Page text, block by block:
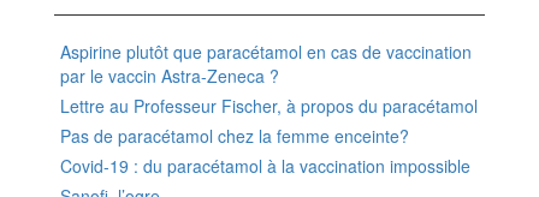
Aspirine plutôt que paracétamol en cas de vaccination
par le vaccin Astra-Zeneca ?
Lettre au Professeur Fischer, à propos du paracétamol
Pas de paracétamol chez la femme enceinte?
Covid-19 : du paracétamol à la vaccination impossible